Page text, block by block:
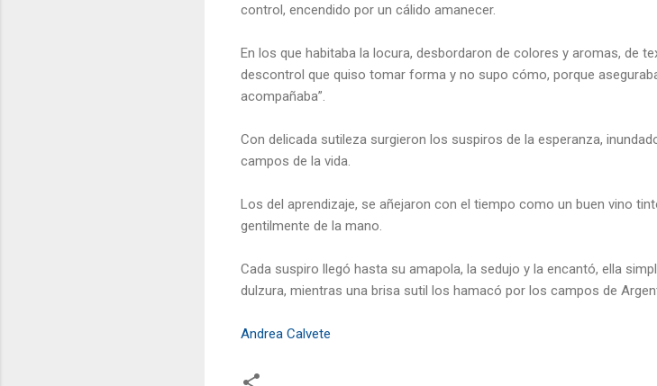
control, encendido por un cálido amanecer.
En los que habitaba la locura, desbordaron de colores y aromas, de
descontrol que quiso tomar forma y no supo cómo, porque
acompañaba”.
Con delicada sutileza surgieron los suspiros de la esperanza,
campos de la vida.
Los del aprendizaje, se añejaron con el tiempo como un buen vino
gentilmente de la mano.
Cada suspiro llegó hasta su amapola, la sedujo y la encantó, ella
dulzura, mientras una brisa sutil los hamacó por los campos de
Andrea Calvete